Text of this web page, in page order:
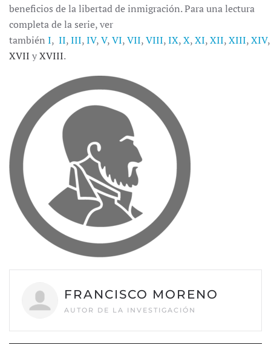
beneficios de la libertad de inmigración. Para una lectura
completa de la serie, ver
también I, II,III,IV,V,VI,VII,VIII,IX,X,XI,XII,XIII,XIV
XVII yXVIII.
FRANCISCO MORENO
AUTOR DE LA INVESTIGACIÓN